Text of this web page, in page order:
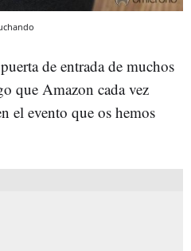
de entrada de muchos
que Amazon cada vez
el evento que os hemos